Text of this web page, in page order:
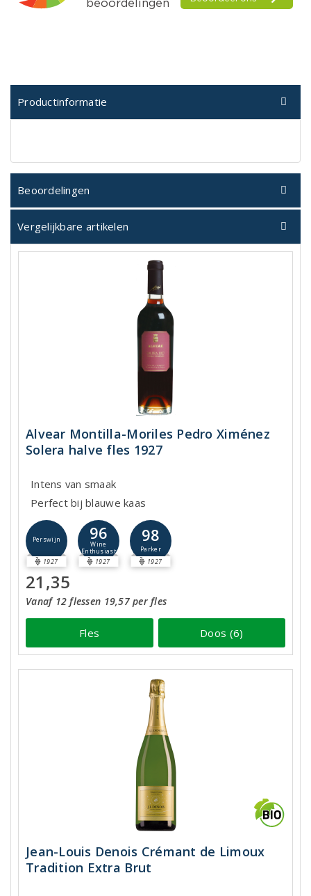
Productinformatie
Beoordelingen
Vergelijkbare artikelen
Alvear Montilla-Moriles Pedro Ximénez
Solera halve fles 1927
Intens van smaak
Perfect bij blauwe kaas
Perswijn
1927
96
Wine
Enthusiast
1927
98
Parker
1927
21,35
Vanaf 12 flessen 19,57 per fles
Fles Doos (6)
Jean-Louis Denois Crémant de Limoux
Tradition Extra Brut